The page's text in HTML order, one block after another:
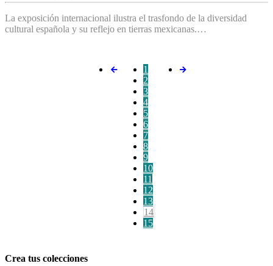
La exposición internacional ilustra el trasfondo de la diversidad
cultural española y su reflejo en tierras mexicanas.…
1
2
3
4
5
6
7
8
9
10
11
12
13
14
15
Crea tus colecciones